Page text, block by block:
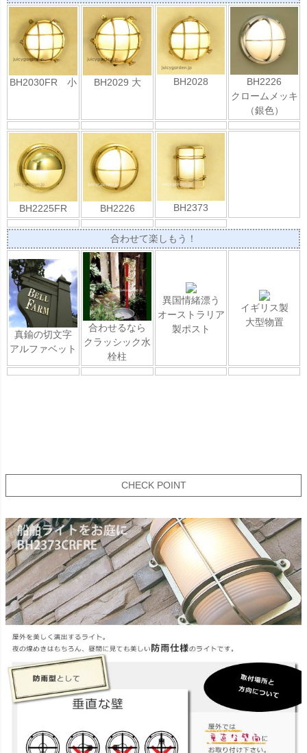
BH2030FR 小 BH2029 大 BH2028
BH2226
クロームメッキ
（銀色）
BH2225FR BH2226 BH2373
合わせて楽しもう！
真鍮の切文字
アルファベット
合わせるなら
クラッシック水
栓柱
異国情緒漂う
オーストラリア
製ポスト
イギリス製
大型物置
CHECK POINT